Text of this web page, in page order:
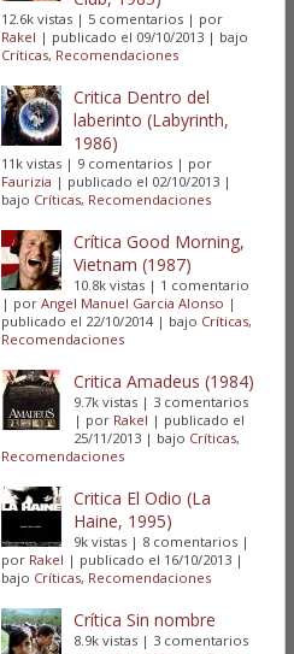
12.6k vistas | 5 comentarios | por
Rakel | publicado el 09/10/2013 | bajo
Críticas, Recomendaciones
Critica Dentro del
laberinto (Labyrinth,
1986)
11k vistas | 9 comentarios | por
Faurizia | publicado el 02/10/2013 |
bajo Críticas, Recomendaciones
Crítica Good Morning,
Vietnam (1987)
10.8k vistas | 1 comentario
| porAngel Manuel Garcia Alonso |
publicado el 22/10/2014| bajo Críticas,
Recomendaciones
Critica Amadeus (1984)
9.7k vistas | 3 comentarios
| por Rakel | publicado el
25/11/2013 | bajo Críticas,
Recomendaciones
Critica El Odio (La
Haine, 1995)
9k vistas | 8 comentarios |
por Rakel | publicado el 16/10/2013 |
bajo Críticas, Recomendaciones
Crítica Sin nombre
8.9k vistas | 3 comentarios